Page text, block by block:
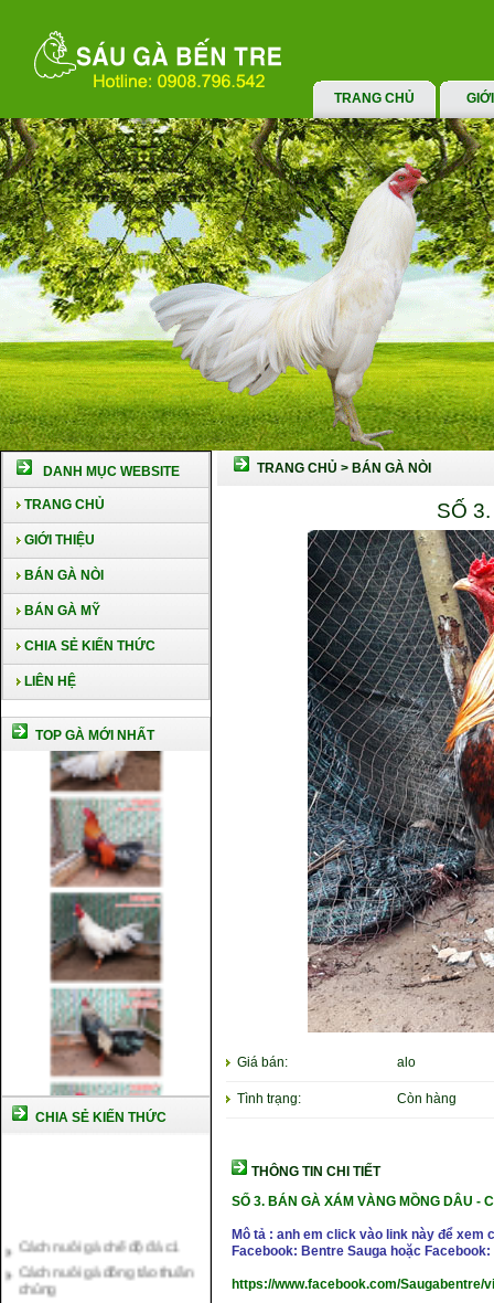
TRANG CHỦ
DANH MỤC WEBSITE
TRANG CHỦ
GIỚI THIỆU
BÁN GÀ NÒI
BÁN GÀ MỸ
CHIA SẺ KIẾN THỨC
LIÊN HỆ
TOP GÀ MỚI NHẤT
CHIA SẺ KIẾN THỨC
Cách nuôi gà đông tảo thuần
chủng
Kỹ thuật nuôi gà con mới nở
TRANG CHỦ > BÁN GÀ NÒI
SỐ
Giá bán: alo
Tình trạng: Còn hàng
THÔNG TIN CHI TIẾT
SỐ 3. BÁN GÀ XÁM VÀNG MỒNG DÂU -
Mô tả : anh em click vào link này để
Facebook: Bentre Sauga hoặc Facebook:
https://www.facebook.com/Saugabentre/